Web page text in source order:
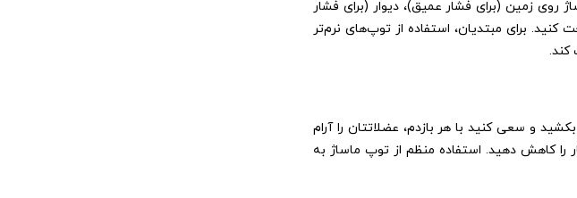
روی زمین (برای فشار عمیق)، دیوار (برای فشار
برای مبتدیان، استفاده از توپ‌های نرم‌تر
کند.
و سعی کنید با هر بازدم، عضلاتتان را آرام
کاهش دهید. استفاده منظم از توپ ماساژ به